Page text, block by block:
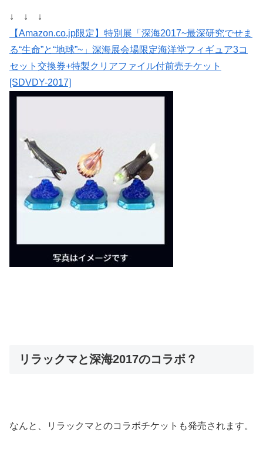
↓ ↓ ↓
【Amazon.co.jp限定】特別展「深海2017~最深研究でせま
る“生命”と“地球”~」深海展会場限定海洋堂フィギュア3コ
セット交換券+特製クリアファイル付前売チケット
[SDVDY-2017]
リラックマと深海2017のコラボ？
なんと、リラックマとのコラボチケットも発売されます。